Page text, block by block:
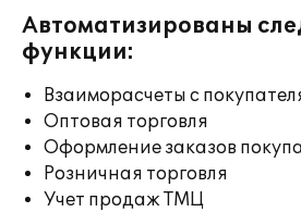
Автоматизированы
функции:
Взаиморасчеты с
Оптовая торговля
Оформление заказов
Розничная торговля
Учет продаж ТМЦ